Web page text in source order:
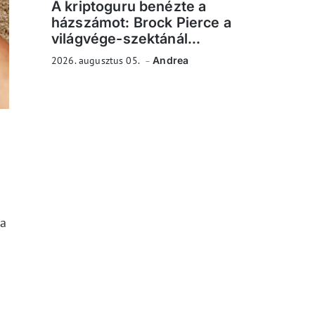
A kriptoguru benézte a
házszámot: Brock Pierce a
világvége-szektánál...
2026. augusztus 05. Andrea